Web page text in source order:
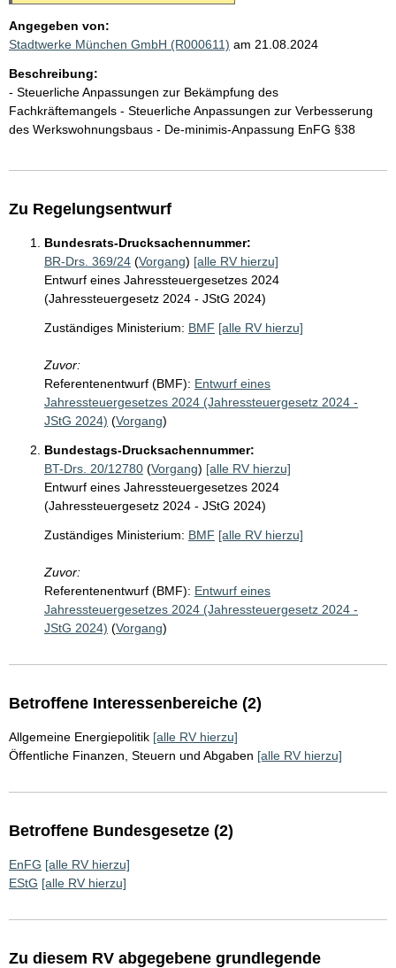
Angegeben von:
Stadtwerke München GmbH (R000611) am 21.08.2024
Beschreibung:
- Steuerliche Anpassungen zur Bekämpfung des
Fachkräftemangels - Steuerliche Anpassungen zur Verbesserung
des Werkswohnungsbaus - De-minimis-Anpassung EnFG §38
Zu Regelungsentwurf
Bundesrats-Drucksachennummer:
BR-Drs. 369/24 (Vorgang) [alle RV hierzu]
Entwurf eines Jahressteuergesetzes 2024
(Jahressteuergesetz 2024 - JStG 2024)
Zuständiges Ministerium: BMF [alle RV hierzu]
Zuvor:
Referentenentwurf (BMF): Entwurf eines
Jahressteuergesetzes 2024 (Jahressteuergesetz 2024 -
JStG 2024) (Vorgang)
Bundestags-Drucksachennummer:
BT-Drs. 20/12780 (Vorgang) [alle RV hierzu]
Entwurf eines Jahressteuergesetzes 2024
(Jahressteuergesetz 2024 - JStG 2024)
Zuständiges Ministerium: BMF [alle RV hierzu]
Zuvor:
Referentenentwurf (BMF): Entwurf eines
Jahressteuergesetzes 2024 (Jahressteuergesetz 2024 -
JStG 2024) (Vorgang)
Betroffene Interessenbereiche (2)
Allgemeine Energiepolitik [alle RV hierzu]
Öffentliche Finanzen, Steuern und Abgaben [alle RV hierzu]
Betroffene Bundesgesetze (2)
EnFG [alle RV hierzu]
EStG [alle RV hierzu]
Zu diesem RV abgegebene grundlegende